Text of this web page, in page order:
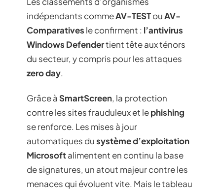
indépendants commeAV-TESTouAV-
Comparatives le confirment : l’antivirus
Windows Defendertient tête aux ténors
du secteur, y compris pour les attaques
zero day.
Grâce à SmartScreen, la protection
contre les sites frauduleux et lephishing
se renforce. Les mises à jour
automatiques dusystème d’exploitation
Microsoftalimentent en continu la base
de signatures, un atout majeur contre les
menaces qui évoluent vite. Mais le tableau